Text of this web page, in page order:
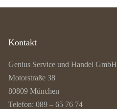
Kontakt
Genius Service und Handel GmbH
Motorstraße 38
80809 München
Telefon: 089 – 65 76 74